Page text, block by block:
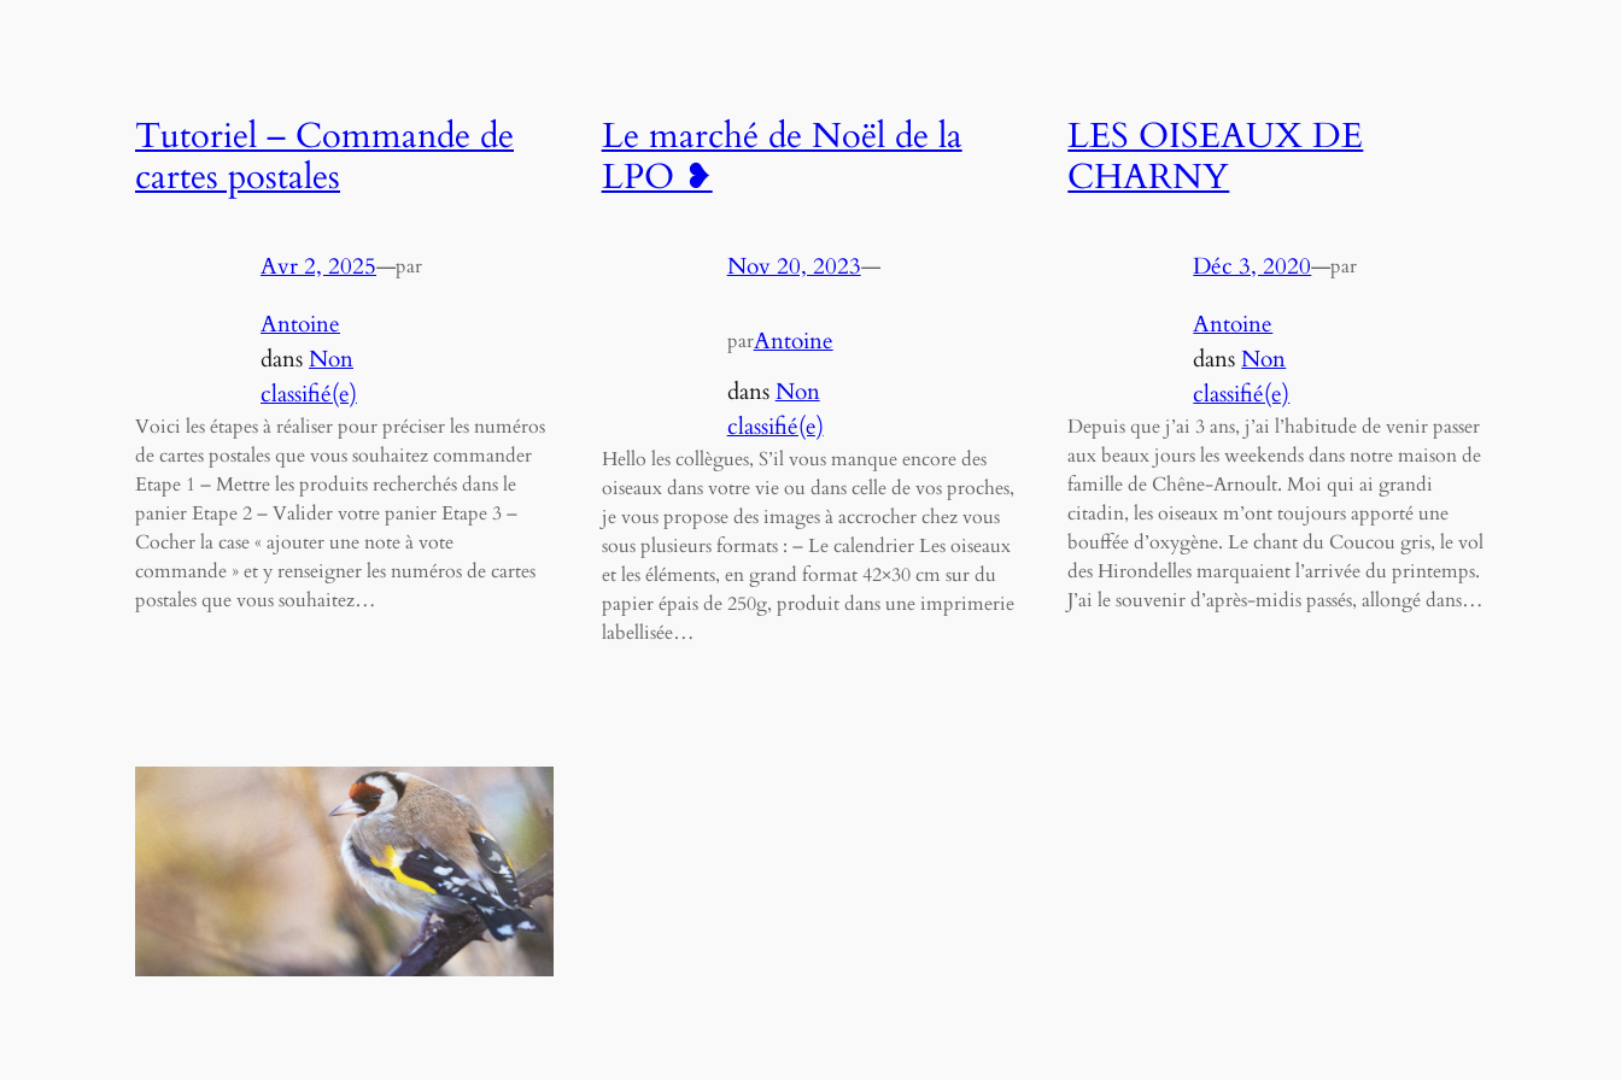
Tutoriel – Commande de
cartes postales
Avr 2, 2025—par
Antoine
dansNon
classifié(e)
Voici les étapes à réaliser pour préciser les numéros
de cartes postales que vous souhaitez commander
Etape 1 – Mettre les produits recherchés dans le
panier Etape 2 – Valider votre panier Etape 3 –
Cocher la case « ajouter une note à vote
commande » et y renseigner les numéros de cartes
postales que vous souhaitez…
Le marché de Noël de la
LPO ❥
Nov 20, 2023—
parAntoine
dansNon
classifié(e)
Hello les collègues, S’il vous manque encore des
oiseaux dans votre vie ou dans celle de vos proches,
je vous propose des images à accrocher chez vous
sous plusieurs formats : – Le calendrier Les oiseaux
et les éléments, en grand format 42×30 cm sur du
papier épais de 250g, produit dans une imprimerie
labellisée…
LES OISEAUX DE
CHARNY
Déc 3, 2020—par
Antoine
dansNon
classifié(e)
Depuis que j’ai 3 ans, j’ai l’habitude de venir passer
aux beaux jours les weekends dans notre maison de
famille de Chêne-Arnoult. Moi qui ai grandi
citadin, les oiseaux m’ont toujours apporté une
bouffée d’oxygène. Le chant du Coucou gris, le vol
des Hirondelles marquaient l’arrivée du printemps.
J’ai le souvenir d’après-midis passés, allongé dans…